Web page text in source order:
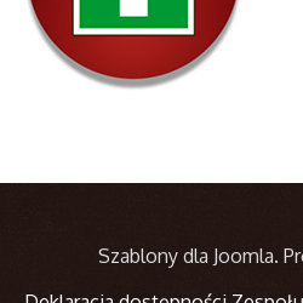
Szablony dla Joomla.